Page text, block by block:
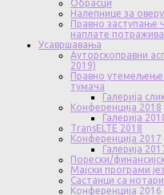
Обрасци
Налепнице за оверу
Правно заступање
наплате
Усавршавања
Ауторскоправни
2019)
Правно утемељење
тумача
Галерија
Конференција 2018
Галерија
TransELTE 2018
Конференција 2017
Галерија
Порески/
Мајски програми
Састанци са
Конференција 2016